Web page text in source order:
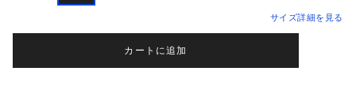
サイズ詳細を見る
カートに追加